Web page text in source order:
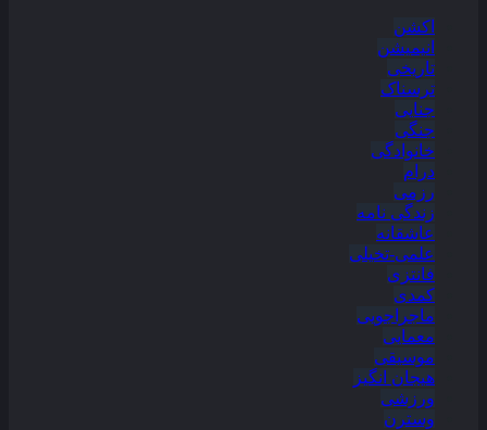
اکشن
انیمیشن
تاریخی
ترسناک
جنایی
جنگی
خانوادگی
درام
رزمی
زندگی نامه
عاشقانه
علمی-تخیلی
فانتزی
کمدی
ماجراجویی
معمایی
موسیقی
هیجان انگیز
ورزشی
وسترن